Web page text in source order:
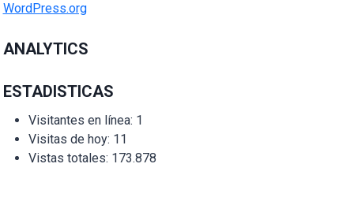
WordPress.org
ANALYTICS
ESTADISTICAS
Visitantes en línea: 1
Visitas de hoy: 11
Vistas totales: 173.878